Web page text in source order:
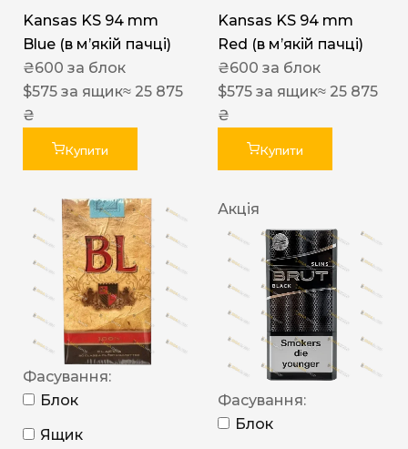
Kansas KS 94 mm
Blue (в мʼякій пачці)
₴600 за блок
$575 за ящик≈ 25 875
₴
Купити
Kansas KS 94 mm
Red (в мʼякій пачці)
₴600 за блок
$575 за ящик≈ 25 875
₴
Купити
Фасування:
Блок
Ящик
Акція
Фасування:
Блок